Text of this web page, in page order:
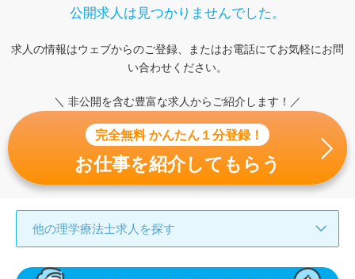
公開求人は見つかりませんでした。
求人の情報はウェブからのご登録、またはお電話にてお気軽にお問
い合わせください。
＼ 非公開を含む豊富な求人からご紹介します！／
完全無料 かんたん１分登録！
お仕事を紹介してもらう
他の理学療法士求人を探す